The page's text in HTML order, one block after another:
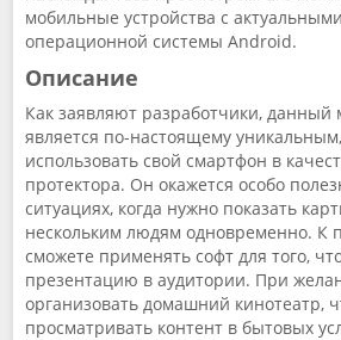
мобильные устройства с
операционной системы Аndroid.
Описание
Как заявляют разработчики,
является по-настоящему
использовать свой смартфон в
протектора. Он окажется особо
ситуациях, когда нужно показать
нескольким людям одновременно. К
сможете применять софт для того,
презентацию в аудитории. При
организовать домашний кинотеатр,
просматривать контент в бытовых